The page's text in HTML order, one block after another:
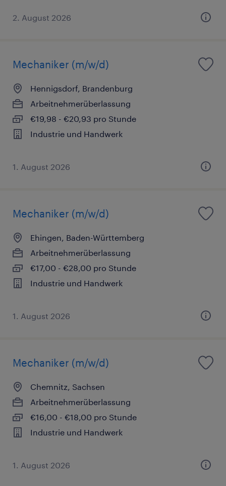
2. August 2026
Mechaniker (m/w/d)
Hennigsdorf, Brandenburg
Arbeitnehmerüberlassung
€19,98 - €20,93 pro Stunde
Industrie und Handwerk
1. August 2026
Mechaniker (m/w/d)
Ehingen, Baden-Württemberg
Arbeitnehmerüberlassung
€17,00 - €28,00 pro Stunde
Industrie und Handwerk
1. August 2026
Mechaniker (m/w/d)
Chemnitz, Sachsen
Arbeitnehmerüberlassung
€16,00 - €18,00 pro Stunde
Industrie und Handwerk
1. August 2026